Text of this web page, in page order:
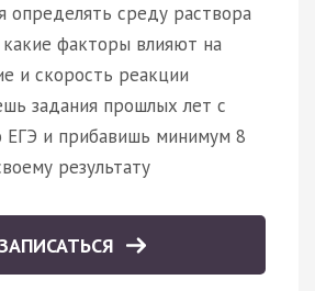
определять среду раствора
факторы влияют на
и скорость реакции
задания прошлых лет с
ЕГЭ и прибавишь минимум 8
результату